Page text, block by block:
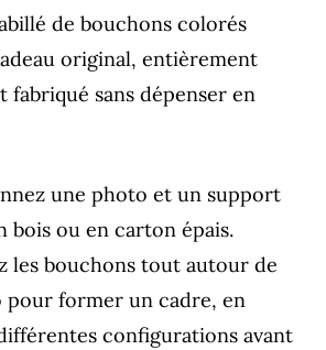
de bouchons colorés
original, entièrement
fabriqué sans dépenser en
une photo et un support
bois ou en carton épais.
les bouchons tout autour de
pour former un cadre, en
configurations avant